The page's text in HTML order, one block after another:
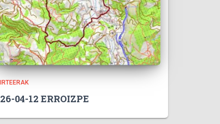
IRTEERAK
26-04-12 ERROIZPE